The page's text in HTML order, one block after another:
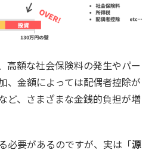
高額な社会保険料の発生やパー
、金額によっては配偶者控除が
ど、さまざまな金銭的負担が増
必要があるのですが、実は「源